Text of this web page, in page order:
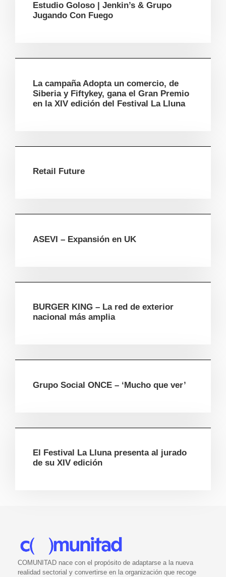
Estudio Goloso | Jenkin’s & Grupo
Jugando Con Fuego
La campaña Adopta un comercio, de
Siberia y Fiftykey, gana el Gran Premio
en la XIV edición del Festival La Lluna
Retail Future
ASEVI – Expansión en UK
BURGER KING – La red de exterior
nacional más amplia
Grupo Social ONCE – ‘Mucho que ver’
El Festival La Lluna presenta al jurado
de su XIV edición
COMUNITAD nace con el propósito de adaptarse a la nueva
realidad sectorial y convertirse en la organización que recoge